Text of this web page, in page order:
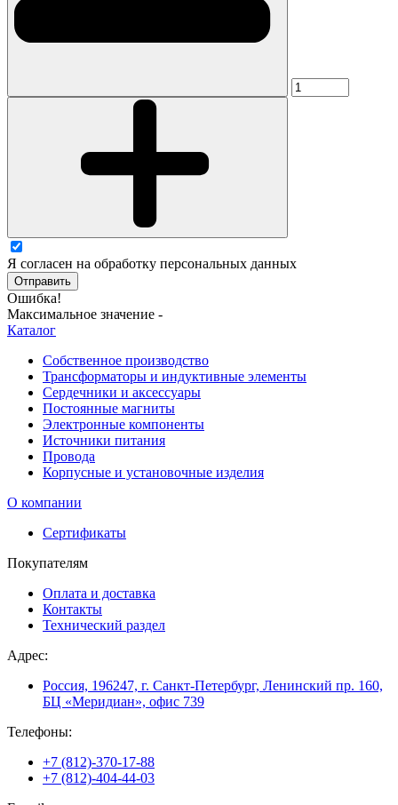
Я согласен на обработку персональных данных
Отправить
Ошибка!
Максимальное значение -
Каталог
Собственное производство
Трансформаторы и индуктивные элементы
Сердечники и аксессуары
Постоянные магниты
Электронные компоненты
Источники питания
Провода
Корпусные и установочные изделия
О компании
Сертификаты
Покупателям
Оплата и доставка
Контакты
Технический раздел
Адрес:
Россия, 196247, г. Санкт-Петербург, Ленинский пр. 160,
БЦ «Меридиан», офис 739
Телефоны:
+7 (812)-370-17-88
+7 (812)-404-44-03